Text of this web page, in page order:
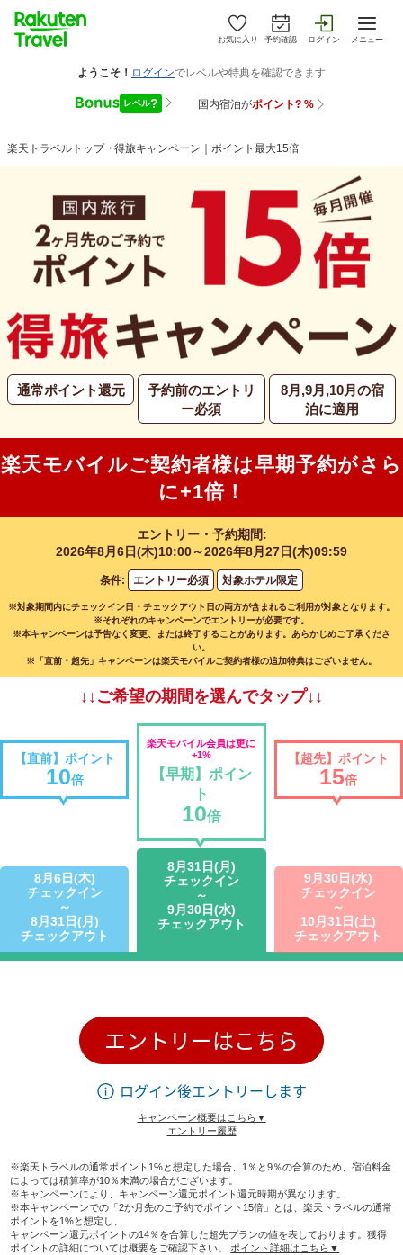
お気に入り 予約確認 ログイン メニュー
楽天トラベルトップ >得旅キャンペーン｜ポイント最大15倍
通常ポイント還元
予約前のエントリ
ー必須
8月,9月,10月の宿
泊に適用
楽天モバイルご契約者様は早期予約がさら
に+1倍！
エントリー・予約期間:
2026年8月6日(木)10:00～2026年8月27日(木)09:59
条件: エントリー必須 対象ホテル限定
※対象期間内にチェックイン日・チェックアウト日の両方が含まれるご利用が対象となります。
※それぞれのキャンペーンでエントリーが必要です。
※本キャンペーンは予告なく変更、または終了することがあります。あらかじめご了承くださ
い。
※「直前・超先」キャンペーンは楽天モバイルご契約者様の追加特典はございません。
↓↓ご希望の期間を選んでタップ↓↓
【直前】ポイント
10倍
楽天モバイル会員は更に
+1%
【早期】ポイン
ト
10倍
【超先】ポイント
15倍
8月6日(木)
チェックイン
～
8月31日(月)
チェックアウト
8月31日(月)
チェックイン
～
9月30日(水)
チェックアウト
9月30日(水)
チェックイン
～
10月31日(土)
チェックアウト
エントリーはこちら
ログイン後エントリーします
キャンペーン概要はこちら▼
エントリー履歴
※楽天トラベルの通常ポイント1%と想定した場合、1％と9％の合算のため、宿泊料金
によっては積算率が10％未満の場合がございます。
※キャンペーンにより、キャンペーン還元ポイント還元時期が異なります。
※本キャンペーンでの「2か月先のご予約でポイント15倍」とは、楽天トラベルの通常
ポイントを1%と想定し、
キャンペーン還元ポイントの14％を合算した超先プランの値を表しております。獲得
ポイントの詳細については概要をご確認下さい。 ポイント詳細はこちら▼